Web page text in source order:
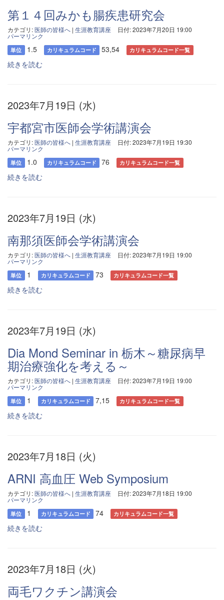
第１４回みかも腸疾患研究会
カテゴリ:医師の皆様へ | 生涯教育講座 日付: 2023年7月20日 19:00
パーマリンク
単位 1.5 カリキュラムコード 53,54 カリキュラムコード一覧
続きを読む
2023年7月19日 (水)
宇都宮市医師会学術講演会
カテゴリ:医師の皆様へ | 生涯教育講座 日付: 2023年7月19日 19:30
パーマリンク
単位 1.0 カリキュラムコード 76 カリキュラムコード一覧
続きを読む
2023年7月19日 (水)
南那須医師会学術講演会
カテゴリ:医師の皆様へ | 生涯教育講座 日付: 2023年7月19日 19:00
パーマリンク
単位 1 カリキュラムコード 73 カリキュラムコード一覧
続きを読む
2023年7月19日 (水)
Dia Mond Seminar in 栃木～糖尿病早
期治療強化を考える～
カテゴリ:医師の皆様へ | 生涯教育講座 日付: 2023年7月19日 19:00
パーマリンク
単位 1 カリキュラムコード 7,15 カリキュラムコード一覧
続きを読む
2023年7月18日 (火)
ARNI 高血圧 Web Symposium
カテゴリ:医師の皆様へ | 生涯教育講座 日付: 2023年7月18日 19:00
パーマリンク
単位 1 カリキュラムコード 74 カリキュラムコード一覧
続きを読む
2023年7月18日 (火)
両毛ワクチン講演会